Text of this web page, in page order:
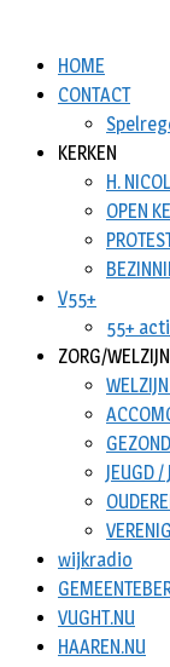
HOME
CONTACT
KERKEN
H.
OPEN
V55+
55+
ZORG/WELZIJN
JEUGD /
wijkradio
VUGHT.NU
HAAREN.NU